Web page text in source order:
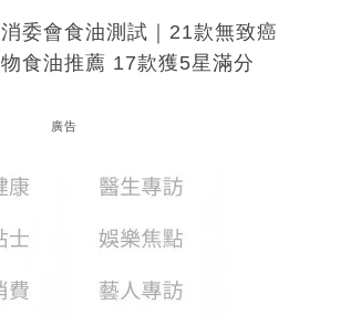
消委會食油測試｜21款無致癌
物食油推薦 17款獲5星滿分
廣告